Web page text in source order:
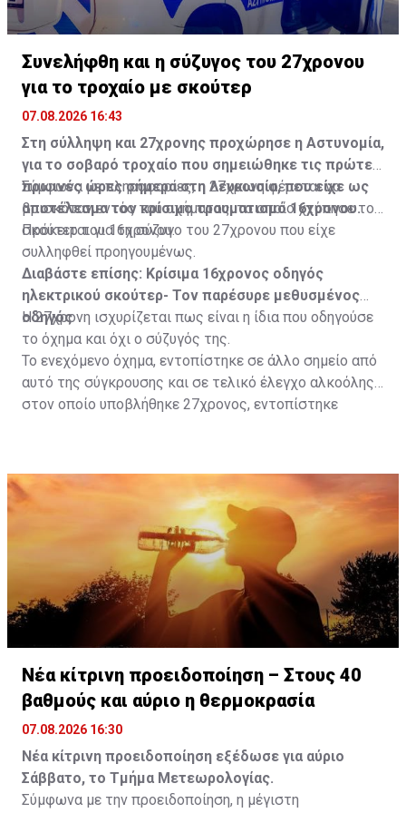
Συνελήφθη και η σύζυγος του 27χρονου
για το τροχαίο με σκούτερ
07.08.2026 16:43
Στη σύλληψη και 27χρονης προχώρησε η Αστυνομία,
για το σοβαρό τροχαίο που σημειώθηκε τις πρώτες
πρωινές ώρες σήμερα στη Λευκωσία, που είχε ως
αποτέλεσμα τον κρίσιμο τραυματισμό 16χρονου.
Σύμφωνα με πληροφορίες, η 27χρονη φέρεται να
βρισκόταν εντός του οχήματος, το οποίο χτύπησε το
σκούτερ του 16χρονου.
Πρόκειται για τη σύζυγο του 27χρονου που είχε
συλληφθεί προηγουμένως.
Διαβάστε επίσης: Κρίσιμα 16χρονος οδηγός
ηλεκτρικού σκούτερ- Τον παρέσυρε μεθυσμένος
οδηγός
Η 27χρονη ισχυρίζεται πως είναι η ίδια που οδηγούσε
το όχημα και όχι ο σύζυγός της.
Το ενεχόμενο όχημα, εντοπίστηκε σε άλλο σημείο από
αυτό της σύγκρουσης και σε τελικό έλεγχο αλκοόλης
στον οποίο υποβλήθηκε 27χρονος, εντοπίστηκε
Νέα κίτρινη προειδοποίηση – Στους 40
βαθμούς και αύριο η θερμοκρασία
07.08.2026 16:30
Νέα κίτρινη προειδοποίηση εξέδωσε για αύριο
Σάββατο, το Τμήμα Μετεωρολογίας.
Σύμφωνα με την προειδοποίηση, η μέγιστη